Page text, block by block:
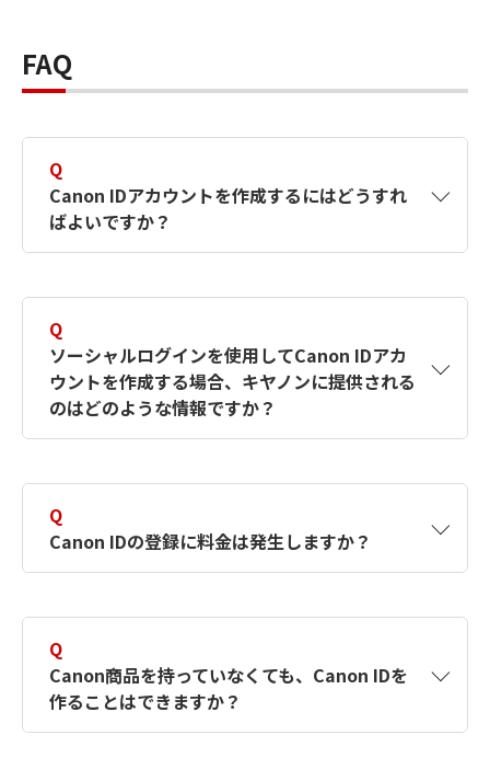
FAQ
Q
Canon IDアカウントを作成するにはどうすれ
ばよいですか？
す。詳しい作成方法は【カメラ】Canon IDとは
何ですか？Canon IDの作成方法は？をご確認く
ださい。
Q
ソーシャルログインを使用してCanon IDアカ
ウントを作成する場合、キヤノンに提供される
のはどのような情報ですか？
択したサービスから取得します。アカウントを
簡単に作成できるように、この情報を使用して
Canon IDの登録フォームを入力します。
Q
Canon IDの登録に料金は発生しますか？
Q
Canon商品を持っていなくても、Canon IDを
作ることはできますか？